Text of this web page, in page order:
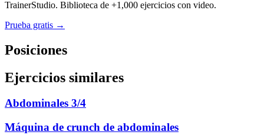
TrainerStudio. Biblioteca de +1,000 ejercicios con video.
Prueba gratis →
Posiciones
Ejercicios similares
Abdominales 3/4
Máquina de crunch de abdominales